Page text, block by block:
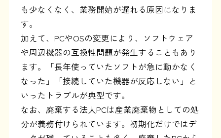
も少なくなく、業務開始が遅れる原因になりま
す。
加えて、PCやOSの変更により、ソフトウェア
や周辺機器の互換性問題が発生することもあり
ます。「長年使っていたソフトが急に動かなく
なった」「接続していた機器が反応しない」と
いったトラブルが典型です。
なお、廃棄する法人PCは産業廃棄物としての処
分が義務付けられています。初期化だけではデ